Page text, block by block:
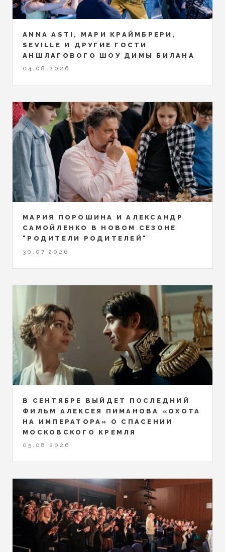
ANNA ASTI, МАРИ КРАЙМБРЕРИ,
SEVILLE И ДРУГИЕ ГОСТИ
АНШЛАГОВОГО ШОУ ДИМЫ БИЛАНА
04.08.2026
МАРИЯ ПОРОШИНА И АЛЕКСАНДР
САМОЙЛЕНКО В НОВОМ СЕЗОНЕ
"РОДИТЕЛИ РОДИТЕЛЕЙ"
30.07.2026
В СЕНТЯБРЕ ВЫЙДЕТ ПОСЛЕДНИЙ
ФИЛЬМ АЛЕКСЕЯ ПИМАНОВА «ОХОТА
НА ИМПЕРАТОРА» О СПАСЕНИИ
МОСКОВСКОГО КРЕМЛЯ
05.08.2026